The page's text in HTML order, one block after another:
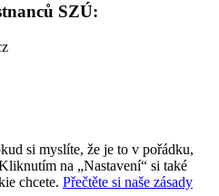
SZÚ:
si myslíte, že je to v pořádku,
na „Nastavení“ si také
chcete. Přečtěte si naše zásady